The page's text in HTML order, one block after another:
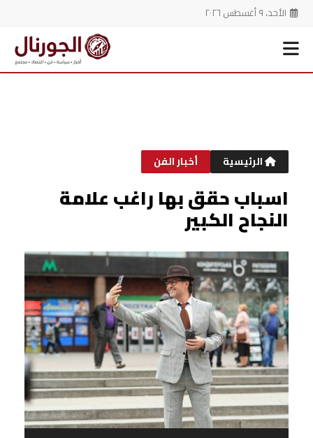
الأحد، ٩ أغسطس ٢٠٢٦
الرئيسية أخبار الفن
اسباب حقق بها راغب علامة
النجاح الكبير